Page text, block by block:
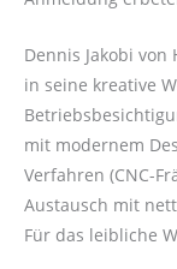
Dennis Jakobi
in seine kreative
mit modernem
Verfahren (CNC-
Austausch mit
Für das leibliche